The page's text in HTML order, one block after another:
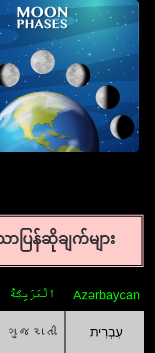
ပြန်ဆိုချက်များ
اَلْعَرَبِيَّةُ Azərbaycan
ગુજરાતી עִבְרִית